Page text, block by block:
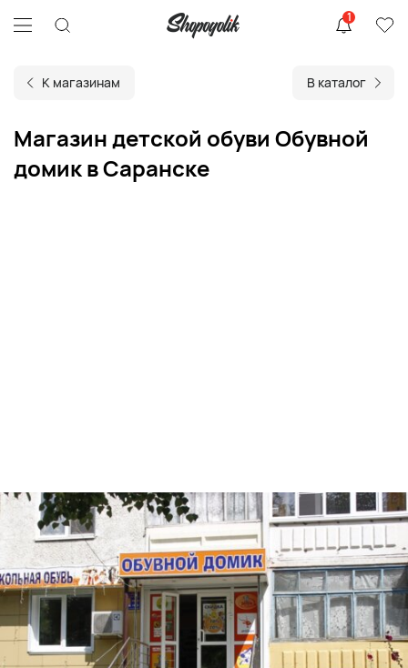
1
К магазинам В каталог
Магазин детской обуви Обувной
домик в Саранске